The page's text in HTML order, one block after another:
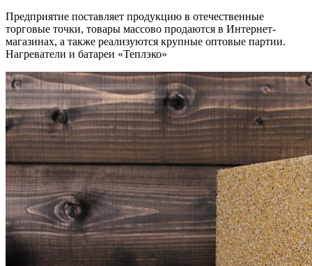
Предприятие поставляет продукцию в отечественные
торговые точки, товары массово продаются в Интернет-
магазинах, а также реализуются крупные оптовые партии.
Нагреватели и батареи «Теплэко»